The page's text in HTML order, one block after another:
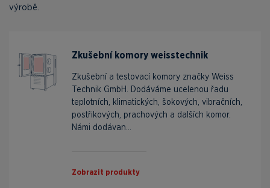
výrobě.
Zkušební komory weisstechnik
Zkušební a testovací komory značky Weiss
Technik GmbH. Dodáváme ucelenou řadu
teplotních, klimatických, šokových, vibračních,
postřikových, prachových a dalších komor.
Námi dodávan...
Zobrazit produkty